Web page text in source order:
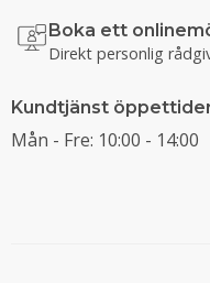
Boka ett
Direkt personlig
Kundtjänst
Mån - Fre: 10:00 - 14:00